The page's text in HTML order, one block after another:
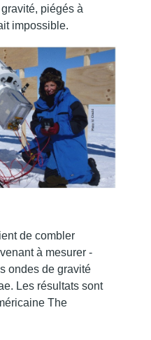
piégés à
impossible.
de combler
à mesurer -
ondes de gravité
Les résultats sont
The